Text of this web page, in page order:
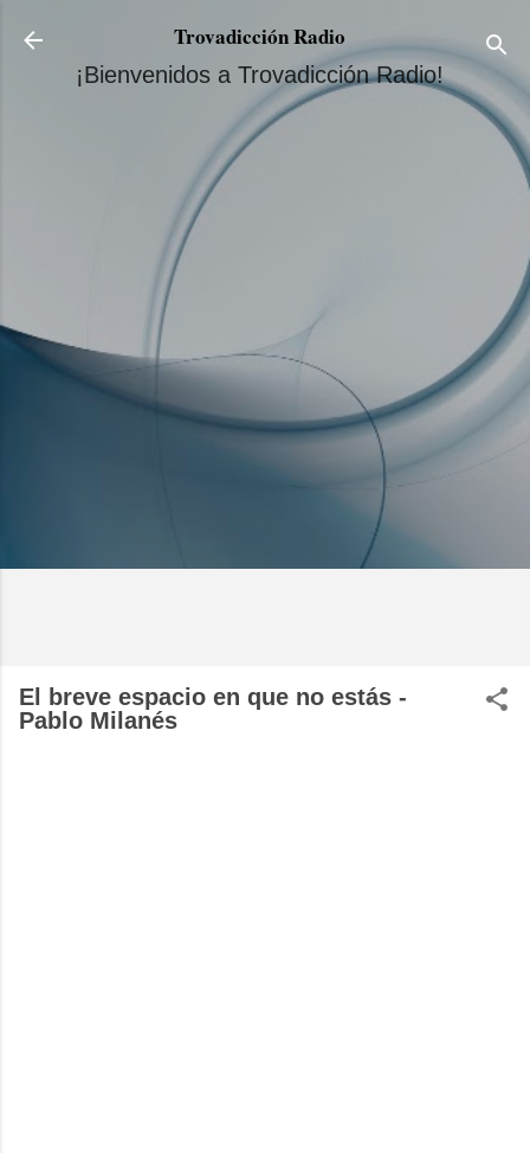
Ir al contenido principal
Trovadicción Radio
¡Bienvenidos a Trovadicción Radio!
El breve espacio en que no estás -
Pablo Milanés